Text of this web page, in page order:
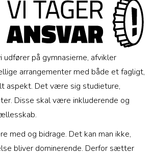
udfører på gymnasierne, afvikler
arrangementer med både et fagligt,
aspekt. Det være sig studieture,
Disse skal være inkluderende og
med og bidrage. Det kan man ikke,
bliver dominerende. Derfor sætter